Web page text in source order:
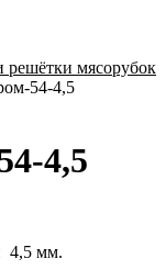
решётки мясорубок
54-4,5
4,5
4,5 мм.